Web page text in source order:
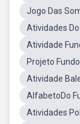
Jogo Das
Atividades
Atividade
Projeto
Atividade
AlfabetoDo
Atividades